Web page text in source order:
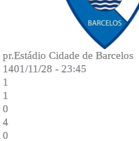
pr.Estádio Cidade de Barcelos
1401/11/28 - 23:45
1
1
0
4
0